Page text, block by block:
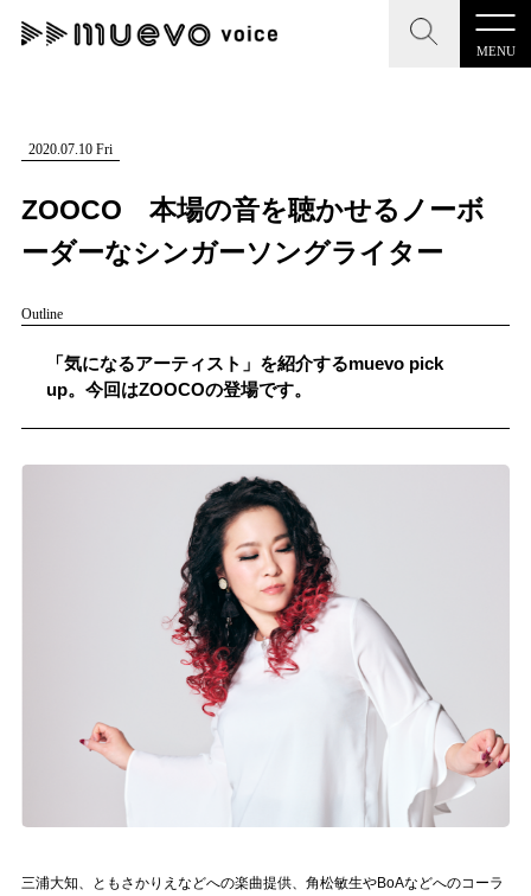
MENU
CLOSE
記事を検索する
人気ワード
#男性SSW #ポップス #女性SSW
#ヒップホップ #男性シンガーグループ #R&B/ソウル
CLOSE
"読者の声を形にする”音楽特化メディア
MENU
記事一覧
会社概要
muevoクラウドファンディング
ぶいコミュ！by muevo
2020.07.10 Fri
ZOOCO 本場の音を聴かせるノーボ
ーダーなシンガーソングライター
Outline
「気になるアーティスト」を紹介するmuevo pick
up。今回はZOOCOの登場です。
三浦大知、ともさかりえなどへの楽曲提供、角松敏生やBoAなどへのコーラ